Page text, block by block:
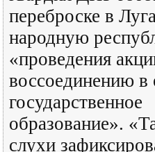
переброске в
народную
«проведения
воссоединению в
государственное
образование».
слухи